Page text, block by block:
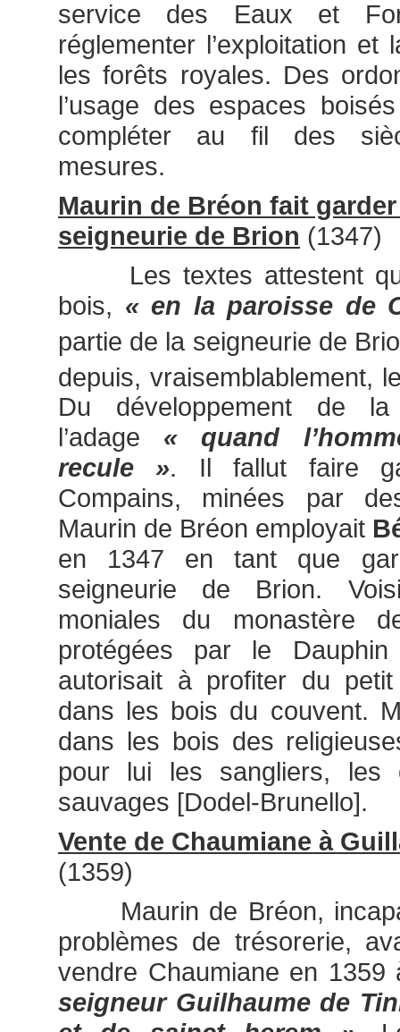
service des Eaux et
réglementer l’exploitation
les forêts royales. Des
l’usage des espaces
compléter au fil des
mesures.
Maurin de Bréon fait
seigneurie de Brion (1347)
Les textes attestent
bois, « en la paroisse de
partie de la seigneurie de
depuis, vraisemblablement,
Du développement de la
l’adage « quand
recule ». Il fallut faire
Compains, minées par
Maurin de Bréon employait
en 1347 en tant que
seigneurie de Brion.
moniales du monastère
protégées par le
autorisait à profiter du petit
dans les bois du couvent.
dans les bois des
pour lui les sangliers, les
sauvages [Dodel-Brunello].
Vente de Chaumiane à
(1359)
Maurin de Bréon,
problèmes de trésorerie,
vendre Chaumiane en
seigneur Guilhaume de